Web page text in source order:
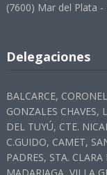
(7600) Mar del Plata -
Delegaciones
BALCARCE,
GONZALES CHAVES,
DEL TUYÚ, CTE.
C.GUIDO, CAMET,
PADRES, STA.